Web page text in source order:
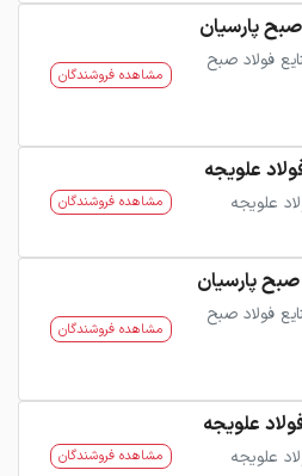
فولاد صبح
مشاهده فروشندگان
علویجه مشاهده فروشندگان
فولاد صبح
مشاهده فروشندگان
علویجه مشاهده فروشندگان